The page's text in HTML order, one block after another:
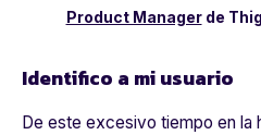
Product Managerde
Identifico a mi usuario
De este excesivo tiempo en la